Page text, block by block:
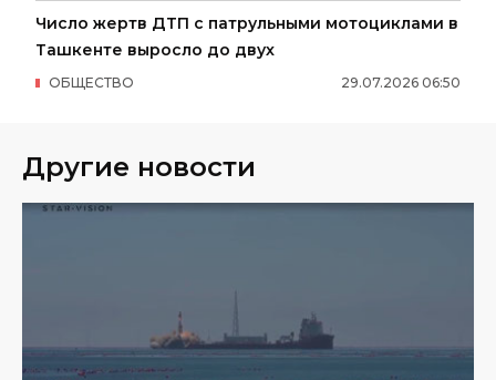
Число жертв ДТП с патрульными мотоциклами в
Ташкенте выросло до двух
29.07.2026 06:50
ОБЩЕСТВО
Другие новости